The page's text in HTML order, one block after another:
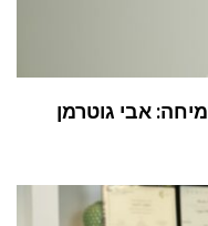
אבי גוטרמן